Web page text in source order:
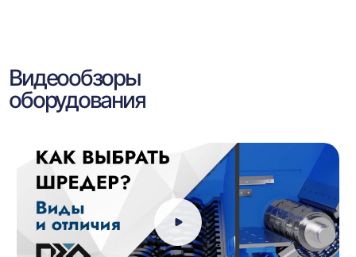
Видеообзоры
оборудования